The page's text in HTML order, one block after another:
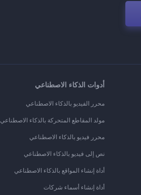
أدوات الذكاء الاصطناعي
محرر الفيديو بالذكاء الاصطناعي
مولد المقاطع المتحركة بالذكاء الاصطناعي
محرر فيديو بالذكاء الاصطناعي
نص إلى فيديو بالذكاء الاصطناعي
أداة إنشاء المواقع بالذكاء الاصطناعي
أداة إنشاء أسماء شركات